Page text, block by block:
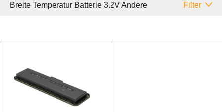
Breite Temperatur Batterie 3.2V Andere Filter